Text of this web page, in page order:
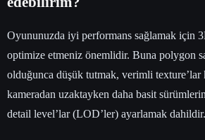
Oyununuzda iyi performans sağlamak için
optimize etmeniz önemlidir. Buna polygon
olduğunca düşük tutmak, verimli
kameradan uzaktayken daha basit
detail level’lar (LOD’ler) ayarlamak dahildir.